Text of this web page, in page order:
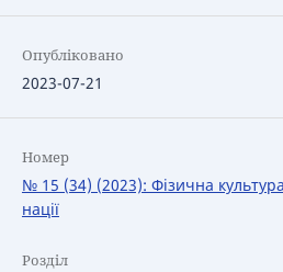
Опубліковано
2023-07-21
Номер
№ 15 (34) (2023): Фізична
нації
Розділ